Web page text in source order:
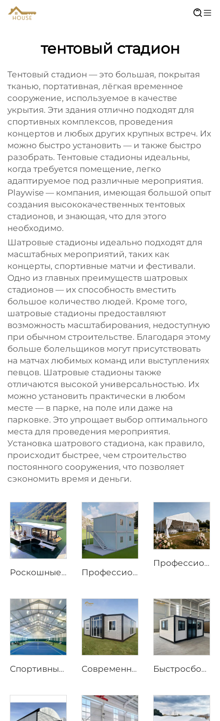
тентовый стадион
Тентовый стадион — это большая, покрытая
тканью, портативная, лёгкая временное
сооружение, используемое в качестве
укрытия. Эти здания отлично подходят для
спортивных комплексов, проведения
концертов и любых других крупных встреч. Их
можно быстро установить — и также быстро
разобрать. Тентовые стадионы идеальны,
когда требуется помещение, легко
адаптируемое под различные мероприятия.
Playwise — компания, имеющая большой опыт
создания высококачественных тентовых
стадионов, и знающая, что для этого
необходимо.
Шатровые стадионы идеально подходят для
масштабных мероприятий, таких как
концерты, спортивные матчи и фестивали.
Одно из главных преимуществ шатровых
стадионов — их способность вместить
большое количество людей. Кроме того,
шатровые стадионы предоставляют
возможность масштабирования, недоступную
при обычном строительстве. Благодаря этому
больше болельщиков могут присутствовать
на матчах любимых команд или выступлениях
певцов. Шатровые стадионы также
отличаются высокой универсальностью. Их
можно установить практически в любом
месте — в парке, на поле или даже на
парковке. Это упрощает выбор оптимального
места для проведения мероприятия.
Установка шатрового стадиона, как правило,
происходит быстрее, чем строительство
постоянного сооружения, что позволяет
сэкономить время и деньги.
Роскошные решения для капсульных отелей для курортных проектов | Индивидуальные мобильные мини-дома для высококлассного глэмпинга и экотуристических объектов размещения Профессиональные модульные контейнерные офисные решения | Складной контейнерный дом длиной 20 и 40 футов с колёсами для инфраструктуры строительных площадок
Профессиональный свадебный шатёр-маркиз | Коммерческая конструкция для мероприятий премиум-класса
Спортивные шатры на заказ по заводским ценам | Быстросборные бадминтонные залы на алюминиевом каркасе для коммерческих объектов Современный prefabрицированный дом с 3 спальнями | Расширяемый жилой контейнерный дом длиной 20 футов для устойчивого образа жизни Быстросборный prefabрицированный дом длиной 20 футов | Портативное мобильное жилое решение с 3 спальнями